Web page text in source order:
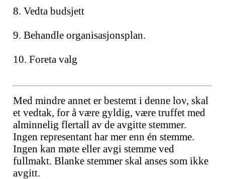
8. Vedta budsjett
9. Behandle organisasjonsplan.
10. Foreta valg
Med mindre annet er bestemt i denne lov, skal
et vedtak, for å være gyldig, være truffet med
alminnelig flertall av de avgitte stemmer.
Ingen representant har mer enn én stemme.
Ingen kan møte eller avgi stemme ved
fullmakt. Blanke stemmer skal anses som ikke
avgitt.